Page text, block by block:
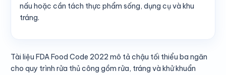
nấu hoặc cần tách thực phẩm sống, dụng cụ và khu
tráng.
Tài liệu FDA Food Code 2022 mô tả chậu tối thiểu ba ngăn
cho quy trình rửa thủ công gồm rửa, tráng và khử khuẩn